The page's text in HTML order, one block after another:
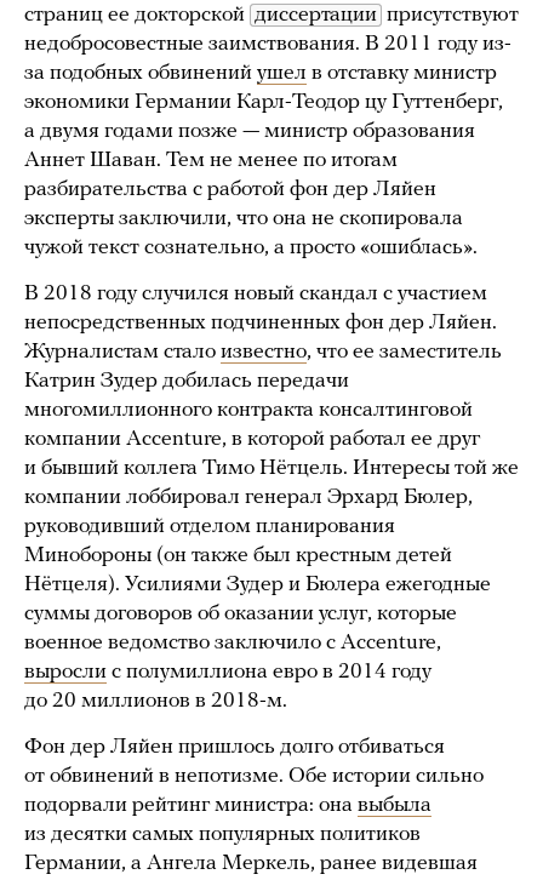
страниц ее докторской диссертации присутствуют
недобросовестные заимствования. В 2011 году из-
за подобных обвинений ушел в отставку министр
экономики Германии Карл-Теодор цу Гуттенберг,
а двумя годами позже — министр образования
Аннет Шаван. Тем не менее по итогам
разбирательства с работой фон дер Ляйен
эксперты заключили, что она не скопировала
чужой текст сознательно, а просто «ошиблась».
В 2018 году случился новый скандал с участием
непосредственных подчиненных фон дер Ляйен.
Журналистам стало известно, что ее заместитель
Катрин Зудер добилась передачи
многомиллионного контракта консалтинговой
компании Accenture, в которой работал ее друг
и бывший коллега Тимо Нётцель. Интересы той же
компании лоббировал генерал Эрхард Бюлер,
руководивший отделом планирования
Минобороны (он также был крестным детей
Нётцеля). Усилиями Зудер и Бюлера ежегодные
суммы договоров об оказании услуг, которые
военное ведомство заключило с Accenture,
выросли с полумиллиона евро в 2014 году
до 20 миллионов в 2018-м.
Фон дер Ляйен пришлось долго отбиваться
от обвинений в непотизме. Обе истории сильно
подорвали рейтинг министра: она выбыла
из десятки самых популярных политиков
Германии, а Ангела Меркель, ранее видевшая